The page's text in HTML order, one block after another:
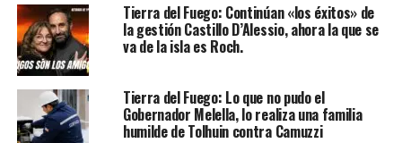
Tierra del Fuego: Continúan «los éxitos» de
la gestión Castillo D’Alessio, ahora la que se
va de la isla es Roch.
Tierra del Fuego: Lo que no pudo el
Gobernador Melella, lo realiza una familia
humilde de Tolhuin contra Camuzzi